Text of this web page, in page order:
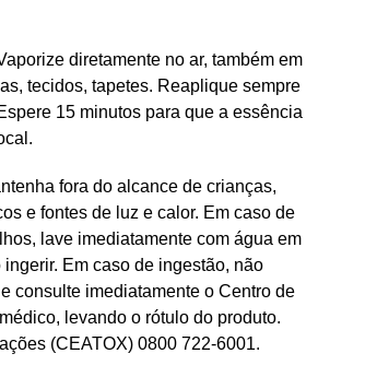
diretamente no ar, também em
tecidos, tapetes. Reaplique sempre
15 minutos para que a essência
fora do alcance de crianças,
e fontes de luz e calor. Em caso de
lave imediatamente com água em
Em caso de ingestão, não
consulte imediatamente o Centro de
levando o rótulo do produto.
(CEATOX) 0800 722-6001.